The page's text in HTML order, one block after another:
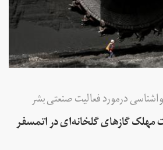
درمورد فعالیت‌ صنعتی بشر
مهلک گازهای گلخانه‌ای در اتمسفر